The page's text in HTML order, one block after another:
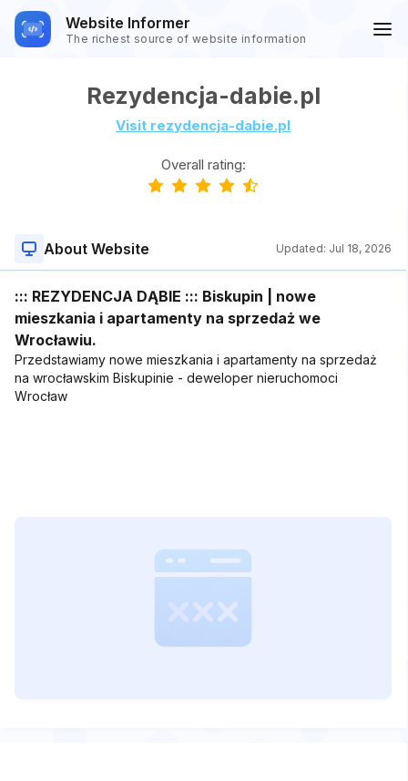
Website Informer
The richest source of website information
Rezydencja-dabie.pl
Visit rezydencja-dabie.pl
Overall rating:
About Website Updated: Jul 18, 2026
::: REZYDENCJA DĄBIE ::: Biskupin | nowe
mieszkania i apartamenty na sprzedaż we
Wrocławiu.
Przedstawiamy nowe mieszkania i apartamenty na sprzedaż
na wrocławskim Biskupinie - deweloper nieruchomoci
Wrocław